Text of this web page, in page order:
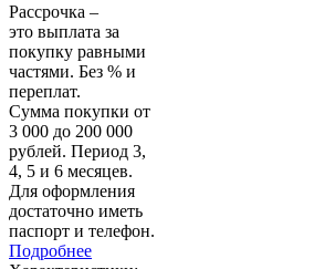
Рассрочка –
это выплата за
покупку равными
частями. Без % и
переплат.
Сумма покупки от
3 000 до 200 000
рублей. Период 3,
4, 5 и 6 месяцев.
Для оформления
достаточно иметь
паспорт и телефон.
Подробнее